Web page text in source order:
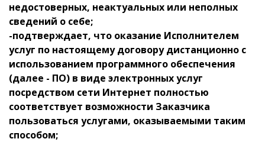
недостоверных, неактуальных или неполных
сведений о себе;
-подтверждает, что оказание Исполнителем
услуг по настоящему договору дистанционно с
использованием программного обеспечения
(далее - ПО) в виде электронных услуг
посредством сети Интернет полностью
соответствует возможности Заказчика
пользоваться услугами, оказываемыми таким
способом;